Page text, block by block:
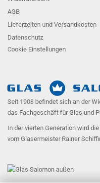
AGB
Lieferzeiten und Versandkosten
Datenschutz
Cookie Einstellungen
Seit 1908 befindet sich an der
das Fachgeschäft für Glas und
In der vierten Generation wird
vom Glasermeister Rainer